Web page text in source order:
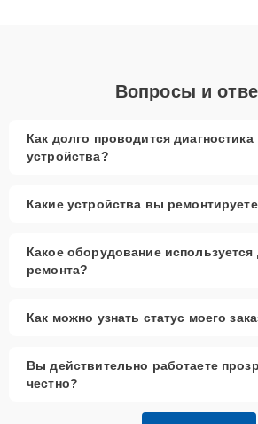
Вопросы и
Как долго проводится диагностика
устройства?
Какие устройства вы
Какое оборудование используется
ремонта?
Как можно узнать статус моего
Вы действительно работаете
честно?